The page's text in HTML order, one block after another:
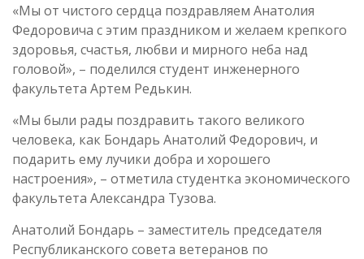
«Мы от чистого сердца поздравляем Анатолия
Федоровича с этим праздником и желаем крепкого
здоровья, счастья, любви и мирного неба над
головой», – поделился студент инженерного
факультета Артем Редькин.
«Мы были рады поздравить такого великого
человека, как Бондарь Анатолий Федорович, и
подарить ему лучики добра и хорошего
настроения», – отметила студентка экономического
факультета Александра Тузова.
Анатолий Бондарь – заместитель председателя
Республиканского совета ветеранов по